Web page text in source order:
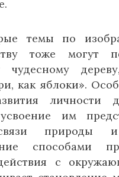
темы по
тоже могут
чудесному
как яблоки».
личности
им
природы
способами
с